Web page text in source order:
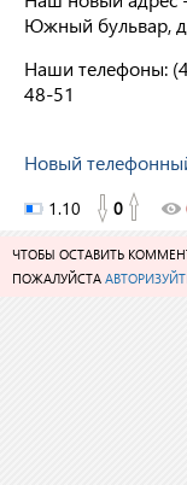
Южный бульвар,
Наши телефоны:
48-51
Новый
1.10 0
ЧТОБЫ ОСТАВИТЬ
ПОЖАЛУЙСТА